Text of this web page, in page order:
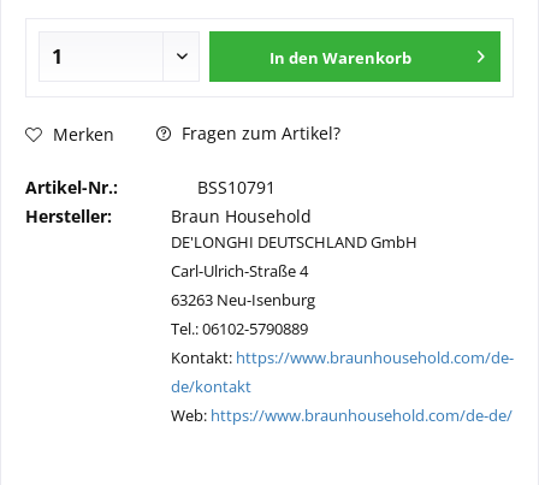
In den Warenkorb
Merken Fragen zum Artikel?
Artikel-Nr.:
BSS10791
Hersteller:
Braun Household
DE'LONGHI DEUTSCHLAND GmbH
Carl-Ulrich-Straße 4
63263 Neu-Isenburg
Tel.: 06102-5790889
Kontakt: https://www.braunhousehold.com/de-
de/kontakt
Web: https://www.braunhousehold.com/de-de/